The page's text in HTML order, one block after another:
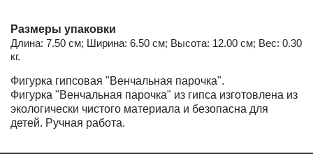
Размеры упаковки
Длина: 7.50 см; Ширина: 6.50 см; Высота: 12.00 см; Вес: 0.30
кг.
Фигурка гипсовая "Венчальная парочка".
Фигурка "Венчальная парочка" из гипса изготовлена из
экологически чистого материала и безопасна для
детей. Ручная работа.